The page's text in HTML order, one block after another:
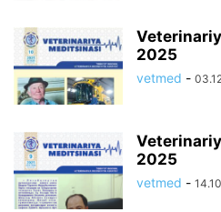
2025
vetmed -
2025
vetmed -